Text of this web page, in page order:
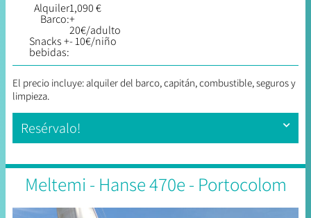
Alquiler
Barco:
Snacks +
bebidas:
1,090 €
+
20€/adulto
- 10€/niño
El precio incluye: alquiler del barco, capitán, combustible, seguros y
limpieza.
Resérvalo!
Meltemi - Hanse 470e - Portocolom